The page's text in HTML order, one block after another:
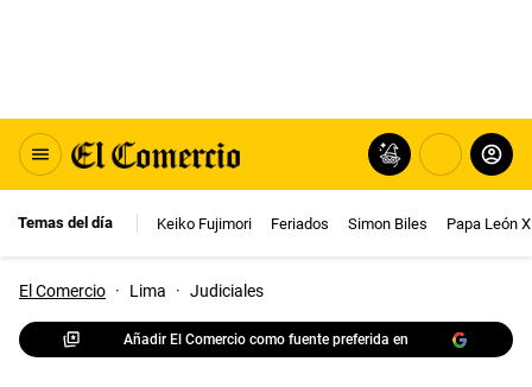
Temas del día Keiko Fujimori Feriados Simon Biles Papa León
El Comercio · Lima · Judiciales
Añadir El Comercio como fuente preferida en